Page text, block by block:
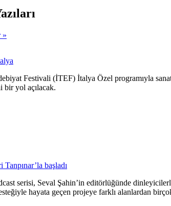
»
Festivali (İTEF) İtalya Özel programıyla
bir yol açılacak.
başladı
serisi, Seval Şahin’in editörlüğünde
hayata geçen projeye farklı alanlardan